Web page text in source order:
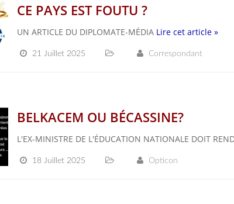
CE PAYS EST FOUTU ?
UN ARTICLE DU DIPLOMATE-MÉDIA Lire cet article »
21 Juillet 2025 Correspondant
BELKACEM OU BÉCASSINE?
L'EX-MINISTRE DE L'ÉDUCATION NATIONALE DOIT
18 Juillet 2025 Opticon